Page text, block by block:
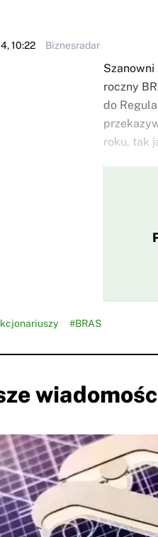
10:22 Biznesradar
roczny
do
roku, tak
#BRAS